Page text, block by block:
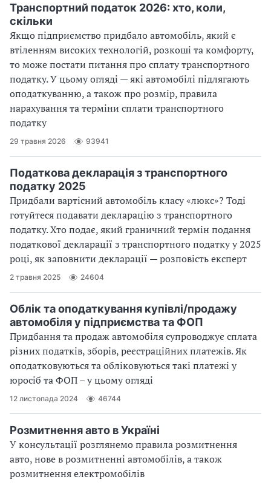
Транспортний податок 2026: хто, коли,
скільки
Якщо підприємство придбало автомобіль, який є
втіленням високих технологій, розкоші та комфорту,
то може постати питання про сплату транспортного
податку. У цьому огляді — які автомобілі підлягають
оподаткуванню, а також про розмір, правила
нарахування та терміни сплати транспортного
податку
29 травня 2026 93941
Податкова декларація з транспортного
податку 2025
Придбали вартісний автомобіль класу «люкс»? Тоді
готуйтеся подавати декларацію з транспортного
податку. Хто подає, який граничний термін подання
податкової декларації з транспортного податку у 2025
році, як заповнити декларації — розповість експерт
2 травня 2025 24604
Облік та оподаткування купівлі/продажу
автомобіля у підприємства та ФОП
Придбання та продаж автомобіля супроводжує сплата
різних податків, зборів, реєстраційних платежів. Як
оподатковуються та обліковуються такі платежі у
юросіб та ФОП – у цьому огляді
12 листопада 2024 46744
Розмитнення авто в Україні
У консультації розглянемо правила розмитнення
авто, нове в розмитненні автомобілів, а також
розмитнення електромобілів